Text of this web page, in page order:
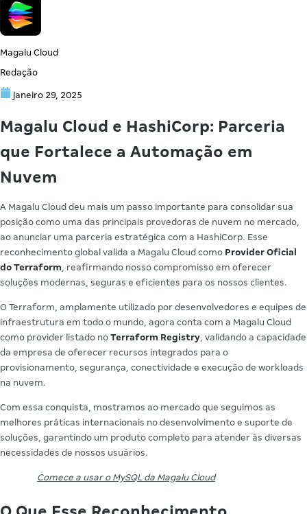
Magalu Cloud
Redação
janeiro 29, 2025
Magalu Cloud e HashiCorp: Parceria
que Fortalece a Automação em
Nuvem
A Magalu Cloud deu mais um passo importante para consolidar sua
posição como uma das principais provedoras de nuvem no mercado,
ao anunciar uma parceria estratégica com a HashiCorp. Esse
reconhecimento global valida a Magalu Cloud como Provider Oficial
do Terraform, reafirmando nosso compromisso em oferecer
soluções modernas, seguras e eficientes para os nossos clientes.
O Terraform, amplamente utilizado por desenvolvedores e equipes de
infraestrutura em todo o mundo, agora conta com a Magalu Cloud
como provider listado no Terraform Registry, validando a capacidade
da empresa de oferecer recursos integrados para o
provisionamento, segurança, conectividade e execução de workloads
na nuvem.
Com essa conquista, mostramos ao mercado que seguimos as
melhores práticas internacionais no desenvolvimento e suporte de
soluções, garantindo um produto completo para atender às diversas
necessidades de nossos usuários.
Comece a usar o MySQL da Magalu Cloud